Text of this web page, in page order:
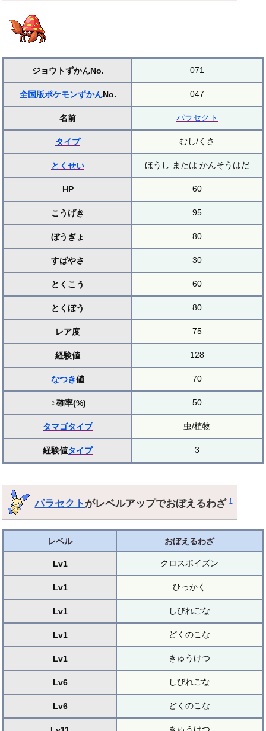
ジョウトずかんNo. 071
全国版ポケモンずかんNo. 047
名前 パラセクト
タイプ むし/くさ
とくせい ほうし または かんそうはだ
HP 60
こうげき 95
ぼうぎょ 80
すばやさ 30
とくこう 60
とくぼう 80
レア度 75
経験値 128
なつき値 70
♀確率(%) 50
タマゴタイプ 虫/植物
経験値タイプ 3
パラセクトがレベルアップでおぼえるわざ†
レベル おぼえるわざ
Lv1 クロスポイズン
Lv1 ひっかく
Lv1 しびれごな
Lv1 どくのこな
Lv1 きゅうけつ
Lv6 しびれごな
Lv6 どくのこな
きゅうけつ